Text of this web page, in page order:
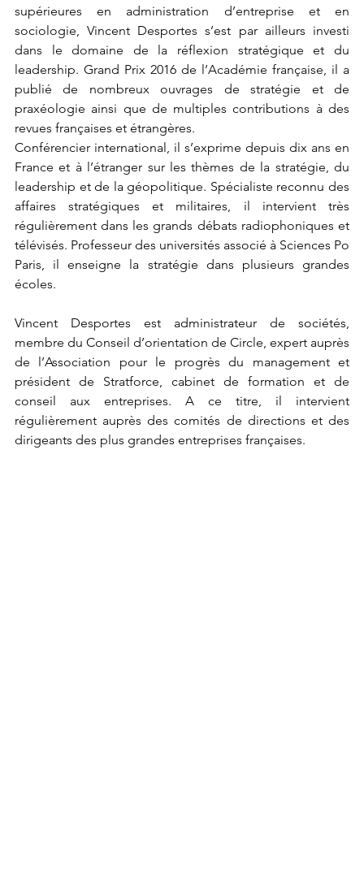
supérieures en administration d’entreprise et en
sociologie, Vincent Desportes s’est par ailleurs investi
dans le domaine de la réflexion stratégique et du
leadership. Grand Prix 2016 de l’Académie française, il a
publié de nombreux ouvrages de stratégie et de
praxéologie ainsi que de multiples contributions à des
revues françaises et étrangères.
Conférencier international, il s’exprime depuis dix ans en
France et à l’étranger sur les thèmes de la stratégie, du
leadership et de la géopolitique. Spécialiste reconnu des
affaires stratégiques et militaires, il intervient très
régulièrement dans les grands débats radiophoniques et
télévisés. Professeur des universités associé à Sciences Po
Paris, il enseigne la stratégie dans plusieurs grandes
écoles.
Vincent Desportes est administrateur de sociétés,
membre du Conseil d’orientation de Circle, expert auprès
de l’Association pour le progrès du management et
président de Stratforce, cabinet de formation et de
conseil aux entreprises. A ce titre, il intervient
régulièrement auprès des comités de directions et des
dirigeants des plus grandes entreprises françaises.